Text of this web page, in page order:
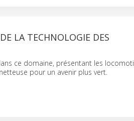
LA TECHNOLOGIE DES
ce domaine, présentant les
pour un avenir plus vert.